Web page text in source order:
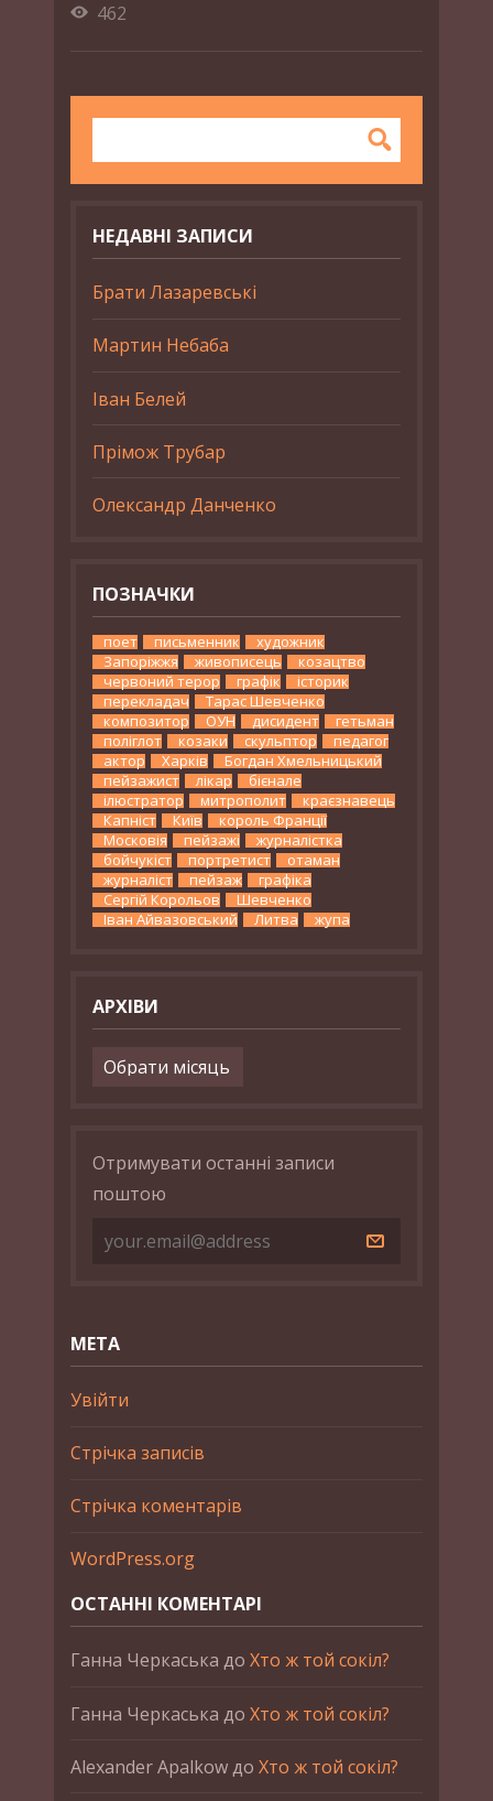
462
НЕДАВНІ ЗАПИСИ
Брати Лазаревські
Мартин Небаба
Іван Белей
Прімож Трубар
Олександр Данченко
ПОЗНАЧКИ
поет письменник
художник
Запоріжжя
живописець
козацтво
червоний терор
графік
історик
перекладач
Тарас Шевченко
композитор
ОУН дисидент
гетьман
поліглот
козаки скульптор
педагог
актор
Харків
Богдан Хмельницький
пейзажист
лікар
бієнале
ілюстратор
митрополит
краєзнавець
Капніст
Київ
король Франції
Московія
пейзажі
журналістка
бойчукіст
портретист
отаман
журналіст
пейзаж
графіка
Сергій Корольов
Шевченко
Іван Айвазовський
Литва жупа
АРХІВИ
Архіви
Отримувати останні записи
поштою
МЕТА
Увійти
Стрічка записів
Стрічка коментарів
WordPress.org
ОСТАННІ КОМЕНТАРІ
Ганна Черкаська до Хто ж той сокіл?
Ганна Черкаська до Хто ж той сокіл?
Alexander Apalkowдо Хто ж той сокіл?